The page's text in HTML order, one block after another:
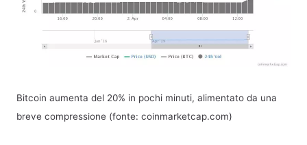
Bitcoin aumenta del 20% in pochi minuti, alimentato da una
breve compressione (fonte: coinmarketcap.com)